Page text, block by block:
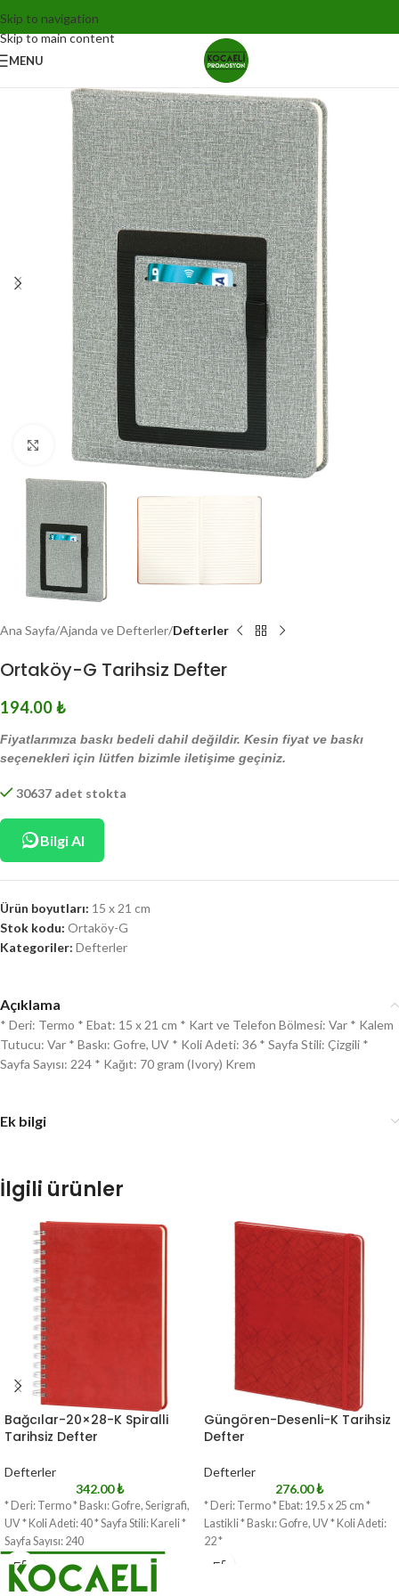
Skip to navigation
Skip to main content
MENU
Click to enlarge
Ana Sayfa Ajanda ve Defterler Defterler
Ortaköy-G Tarihsiz Defter
194.00₺
Fiyatlarımıza baskı bedeli dahil değildir. Kesin fiyat ve baskı
seçenekleri için lütfen bizimle iletişime geçiniz.
30637 adet stokta
Bilgi Al
Ürün boyutları: 15 x 21 cm
Stok kodu: Ortaköy-G
Kategoriler: Defterler
Açıklama
* Deri: Termo * Ebat: 15 x 21 cm * Kart ve Telefon Bölmesi: Var * Kalem
Tutucu: Var * Baskı: Gofre, UV * Koli Adeti: 36 * Sayfa Stili: Çizgili *
Sayfa Sayısı: 224 * Kağıt: 70 gram (Ivory) Krem
Ek bilgi
İlgili ürünler
Bağcılar-20×28-K Spiralli
Tarihsiz Defter
Defterler
342.00₺
* Deri: Termo * Baskı: Gofre, Serigrafi,
UV * Koli Adeti: 40 * Sayfa Stili: Kareli *
Sayfa Sayısı: 240
Güngören-Desenli-K Tarihsiz
Defter
Defterler
276.00₺
* Deri: Termo * Ebat: 19.5 x 25 cm *
Lastikli * Baskı: Gofre, UV * Koli Adeti:
22 *